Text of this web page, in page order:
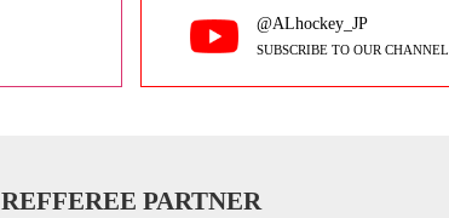
@ALhockey_JP
SUBSCRIBE TO OUR CHANNEL
REFFEREE PARTNER